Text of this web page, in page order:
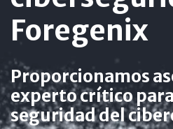
Foregenix
Proporcionamos
experto crítico
seguridad del